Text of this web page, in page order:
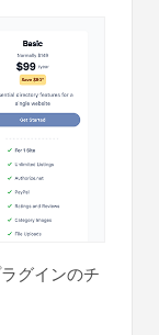
グインのチ